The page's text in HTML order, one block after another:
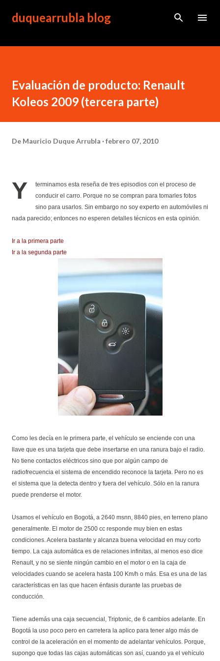
Ir al contenido principal
duquearrubla blog
Evaluación de producto: Renault
Koleos 2009 (tercera parte)
De Mauricio Duque Arrubla febrero 07, 2010
Y
terminamos esta reseña de tres episodios con el proceso de
conducir el carro. Porque no se compran para tomarles fotos
sino para usarlos. Sin embargo no soy experto en automóviles ni
nada parecido; entonces no esperen detalles técnicos en esta opinión.
Ir a la primera parte
Ir a la segunda parte
Como les decía en le primera parte, el vehículo se enciende con una
llave que es una tarjeta que debe insertarse en una ranura bajo el radio.
No tiene contactos eléctricos sino que por algún campo de
radiofrecuencia el sistema de encendido reconoce la tarjeta. Pero no es
el sistema que la detecta dentro y fuera del vehículo. Sólo en la ranura
puede prenderse el motor.
Usamos el vehículo en Bogotá, a 2640 msnn, 8840 pies, en terreno plano
generalmente. El motor de 2500 cc responde muy bien en estas
condiciones. Acelera bastante y alcanza buena velocidad en muy corto
tiempo. La caja automática es de relaciones infinitas, al menos eso dice
Renault, y no se siente ningún cambio en el motor o en la caja de
velocidades cuando se acelera hasta 100 Km/h o más. Esa es una de las
características en las que hacen énfasis durante las pruebas de
conducción.
Tiene además una caja secuencial, Triptonic, de 6 cambios adelante. En
Bogotá la uso poco pero en carretera la aplico para tener algo más de
control de la aceleración en el momento de adelantar vehículos. Porque,
supongo que todas las cajas automáticas son así, cuando ya el vehículo